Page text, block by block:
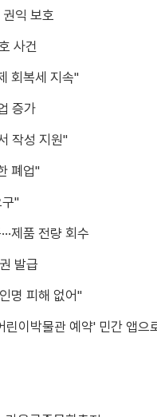
권익 보호
사건
회복세 지속"
증가
작성 지원"
폐업"
구"
제품 전량 회수
발급
명 피해 없어"
이박물관 예약' 민간 앱으